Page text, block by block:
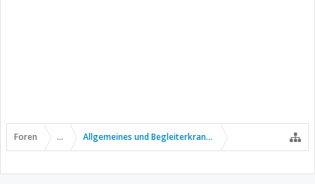
Foren ... Allgemeines und Begleiterkrankungen